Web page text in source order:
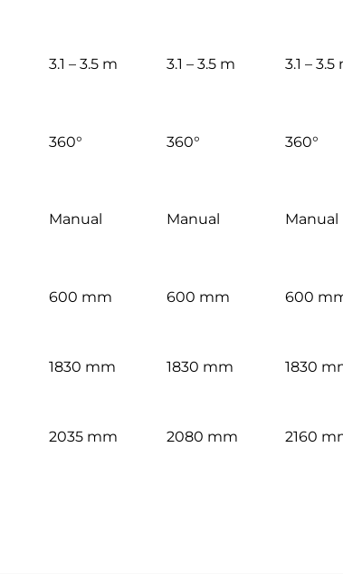
3.1 – 3.5 m 3.1 – 3.5 m 3.1 – 3.5
360° 360° 360°
Manual Manual Manual
600 mm 600 mm 600
1830 mm 1830 mm 1830
2035 mm 2080 mm 2160